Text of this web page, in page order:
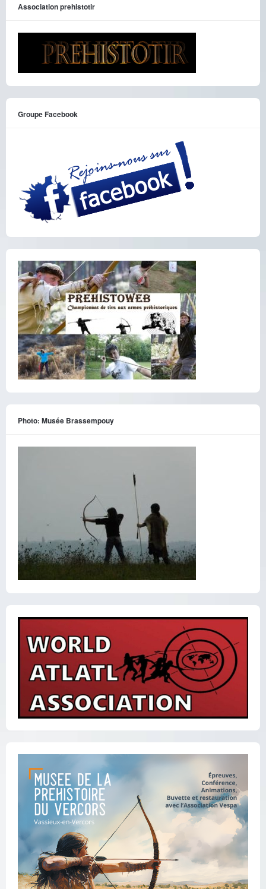
Association prehistotir
Groupe Facebook
Photo: Musée Brassempouy